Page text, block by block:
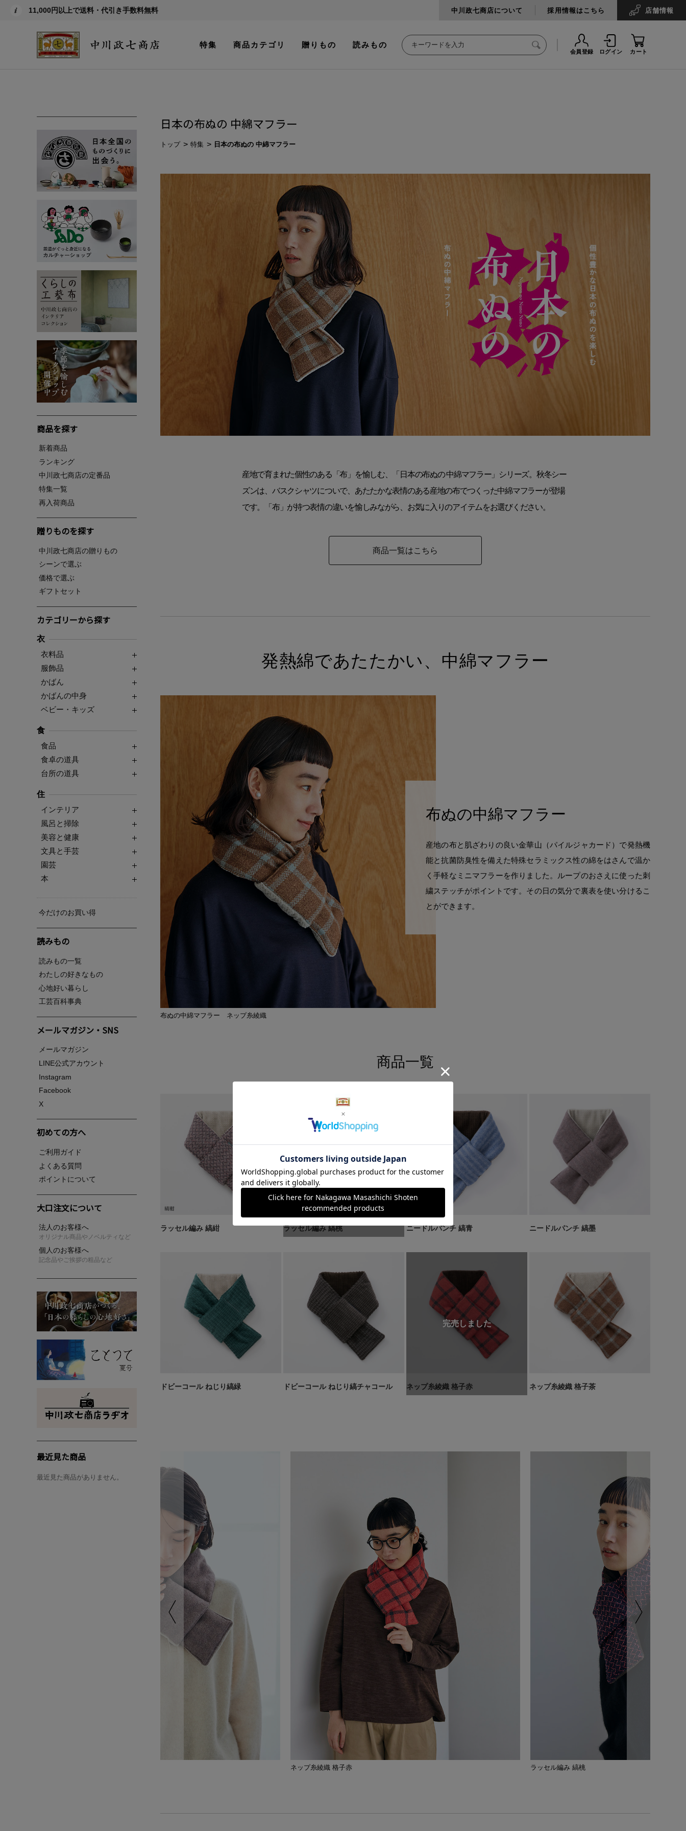
11,000円以上で送料・代引き手数料無料 中川政七商店について 採用情報はこちら 店舗情報
特集 商品カテゴリ 贈りもの 読みもの
会員登録 ログイン カート
商品を探す
新着商品
ランキング
中川政七商店の定番品
特集一覧
再入荷商品
贈りものを探す
中川政七商店の贈りもの
シーンで選ぶ
価格で選ぶ
ギフトセット
カテゴリーから探す
衣
衣料品
服飾品
かばん
かばんの中身
ベビー・キッズ
食
食品
食卓の道具
台所の道具
住
インテリア
風呂と掃除
美容と健康
文具と手芸
園芸
本
今だけのお買い得
読みもの
読みもの一覧
わたしの好きなもの
心地好い暮らし
工芸百科事典
メールマガジン・SNS
メールマガジン
LINE公式アカウント
Instagram
Facebook
X
初めての方へ
ご利用ガイド
よくある質問
ポイントについて
大口注文について
法人のお客様へ
オリジナル商品やノベルティなど
個人のお客様へ
記念品やご挨拶の粗品など
最近見た商品
最近見た商品がありません。
日本の布ぬの 中綿マフラー
トップ 特集 日本の布ぬの 中綿マフラー
産地で育まれた個性のある「布」を愉しむ、「日本の布ぬの 中綿マフラー」シリーズ。秋冬シー
ズンは、バスクシャツについで、あたたかな表情のある産地の布でつくった中綿マフラーが登場
です。「布」が持つ表情の違いを愉しみながら、お気に入りのアイテムをお選びください。
商品一覧はこちら
発熱綿であたたかい、中綿マフラー
布ぬの中綿マフラー ネップ糸綾織
布ぬの中綿マフラー
産地の布と肌ざわりの良い金華山（パイルジャカード）で発熱機
能と抗菌防臭性を備えた特殊セラミックス性の綿をはさんで温か
く手軽なミニマフラーを作りました。ループのおさえに使った刺
繍ステッチがポイントです。その日の気分で裏表を使い分けるこ
とができます。
商品一覧
ラッセル編み 縞紺 ラッセル編み 縞桃 ニードルパンチ 縞青 ニードルパンチ 縞墨
ドビーコール ねじり縞緑 ドビーコール ねじり縞チャコール ネップ糸綾織 格子赤 ネップ糸綾織 格子茶
ネップ糸綾織 格子赤 ラッセル編み 縞桃